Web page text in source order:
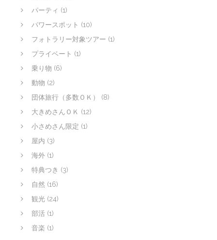
パーティ (1)
パワースポット (10)
フォトラリー対象ツアー (1)
プライベート (1)
乗り物 (6)
動物 (2)
団体旅行（多数ＯＫ）
(8)
大きめさんＯＫ (12)
小さめさん限定 (1)
屋内 (3)
海外 (1)
特典つき (3)
自然 (16)
観光 (24)
部活 (1)
音楽 (1)